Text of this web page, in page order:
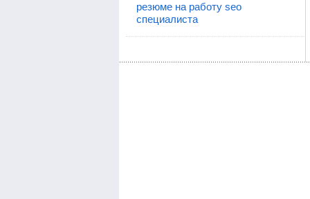
резюме на работу seo
специалиста